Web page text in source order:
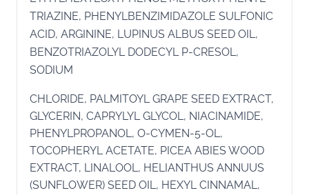
TRIAZINE, PHENYLBENZIMIDAZOLE SULFONIC
ACID, ARGININE, LUPINUS ALBUS SEED OIL,
BENZOTRIAZOLYL DODECYL P-CRESOL,
SODIUM
CHLORIDE, PALMITOYL GRAPE SEED EXTRACT,
GLYCERIN, CAPRYLYL GLYCOL, NIACINAMIDE,
PHENYLPROPANOL, O-CYMEN-5-OL,
TOCOPHERYL ACETATE, PICEA ABIES WOOD
EXTRACT, LINALOOL, HELIANTHUS ANNUUS
(SUNFLOWER) SEED OIL, HEXYL CINNAMAL,